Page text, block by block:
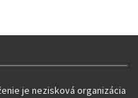
je nezisková organizácia